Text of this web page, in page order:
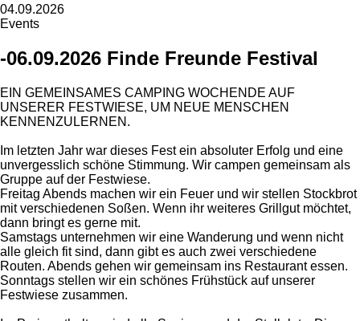
04.09.2026
Events
-06.09.2026 Finde Freunde Festival
EIN GEMEINSAMES CAMPING WOCHENDE AUF
UNSERER FESTWIESE, UM NEUE MENSCHEN
KENNENZULERNEN.
Im letzten Jahr war dieses Fest ein absoluter Erfolg und eine
unvergesslich schöne Stimmung. Wir campen gemeinsam als
Gruppe auf der Festwiese.
Freitag Abends machen wir ein Feuer und wir stellen Stockbrot
mit verschiedenen Soßen. Wenn ihr weiteres Grillgut möchtet,
dann bringt es gerne mit.
Samstags unternehmen wir eine Wanderung und wenn nicht
alle gleich fit sind, dann gibt es auch zwei verschiedene
Routen. Abends gehen wir gemeinsam ins Restaurant essen.
Sonntags stellen wir ein schönes Frühstück auf unserer
Festwiese zusammen.